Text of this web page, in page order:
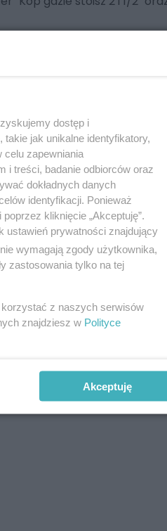
REKLAMA
dostęp i
jak unikalne identyfikatory,
celu zapewniania
i treści, badanie odbiorców oraz
dokładnych danych
identyfikacji. Ponieważ
kliknięcie „Akceptuję”.
ustawień prywatności znajdujący
wymagają zgody użytkownika,
zastosowania tylko na tej
z naszych serwisów
znajdziesz w Polityce
Akceptuję